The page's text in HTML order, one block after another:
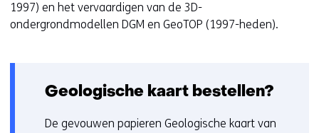
1997) en het vervaardigen van de 3D-
ondergrondmodellen DGM en GeoTOP (1997-heden).
Geologische kaart bestellen?
De gevouwen papieren Geologische kaart van